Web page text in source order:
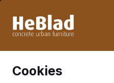
Woche 33 nicht. Bitte
Cookies